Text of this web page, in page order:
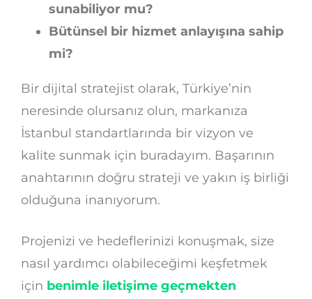
sunabiliyor mu?
Bütünsel bir hizmet anlayışına sahip
mi?
Bir dijital stratejist olarak, Türkiye’nin
neresinde olursanız olun, markanıza
İstanbul standartlarında bir vizyon ve
kalite sunmak için buradayım. Başarının
anahtarının doğru strateji ve yakın iş birliği
olduğuna inanıyorum.
Projenizi ve hedeflerinizi konuşmak, size
nasıl yardımcı olabileceğimi keşfetmek
için benimle iletişime geçmekten